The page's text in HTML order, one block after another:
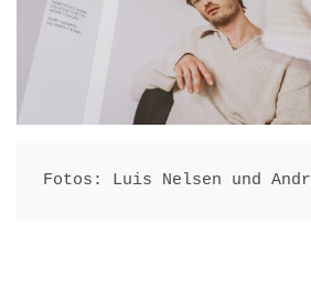
Fotos: Luis Nelsen und